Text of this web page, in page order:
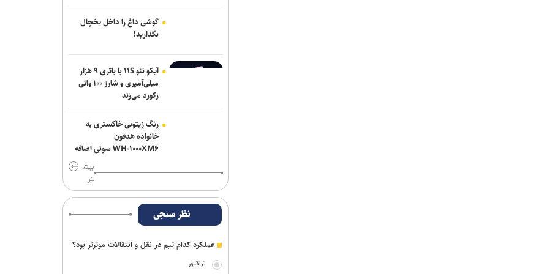
تمرینات نارنجی پوشان از هفته آینده
دروازه‌بان‌های سابق پرسپولیس و تراکتور به
صنعت نفت مهاجم مس شهر بابک را
گوشی داغ را داخل یخچال
نگذارید!
آیکو نئو ۱۱S با باتری ۹ هزار
میلی‌آمپری و شارژ ۱۰۰ واتی
رکورد می‌زند
رنگ زیتونی خاکستری به
خانواده هدفون
WH-۱۰۰۰XM۶ سونی اضافه
بیش
تر
نظر سنجی
عملکرد کدام تیم در نقل و انتقالات موثرتر بود؟
تراکتور